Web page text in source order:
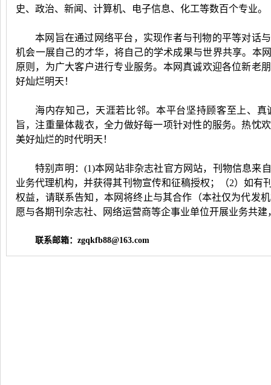
史、政治、新闻、计算机、电子信息、化工等数百个专业。
本网旨在通过网络平台，实现作者与刊物的平等对话
机会一展自己的才华，将自己的学术成果与世界共享。本
原则，为广大客户进行专业服务。本网真诚欢迎各位新老
好灿烂明天！
海内存知己，天涯若比邻。本平台坚持顾客至上、
旨，注重量体裁衣，全力做好每一项针对性的服务。热忱
美好灿烂的时代明天！
特别声明： (1)本网站非杂志社官方网站，刊物信息来
业务代理机构，并获得其刊物宣传和征稿授权；（2）如有
权益，请联系告知，本网将终止与其合作（本社仅为代发
愿与各期刊杂志社、网络运营商等企事业单位开展业务共建
联系邮箱：zgqkfb88@163.com